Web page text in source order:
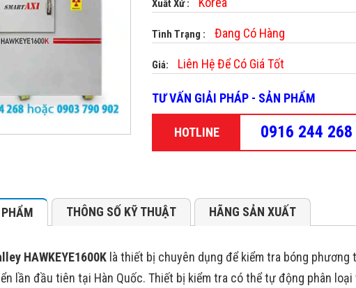
Xuất Xứ :
Tình Trạng : Đang Có Hàng
Giá: Liên Hệ Để Có Giá Tốt
TƯ VẤN GIẢI PHÁP - SẢN PHẨM
HOTLINE 0916 244 268
THÔNG SỐ KỸ THUẬT HÃNG SẢN XUẤT
HAWKEYE1600K là thiết bị chuyên dụng để kiểm tra bóng
lần đầu tiên tại Hàn Quốc. Thiết bị kiểm tra có thể tự động phân